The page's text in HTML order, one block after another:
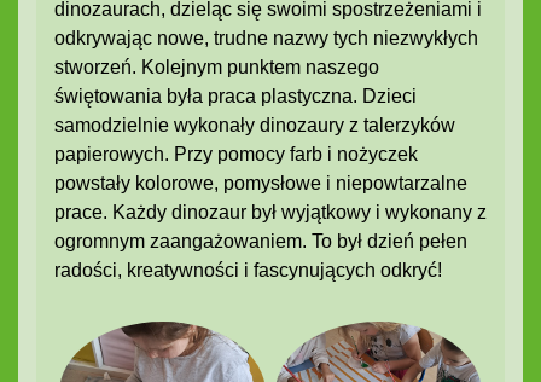
dinozaurach, dzieląc się swoimi spostrzeżeniami i
odkrywając nowe, trudne nazwy tych niezwykłych
stworzeń. Kolejnym punktem naszego
świętowania była praca plastyczna. Dzieci
samodzielnie wykonały dinozaury z talerzyków
papierowych. Przy pomocy farb i nożyczek
powstały kolorowe, pomysłowe i niepowtarzalne
prace. Każdy dinozaur był wyjątkowy i wykonany z
ogromnym zaangażowaniem. To był dzień pełen
radości, kreatywności i fascynujących odkryć!